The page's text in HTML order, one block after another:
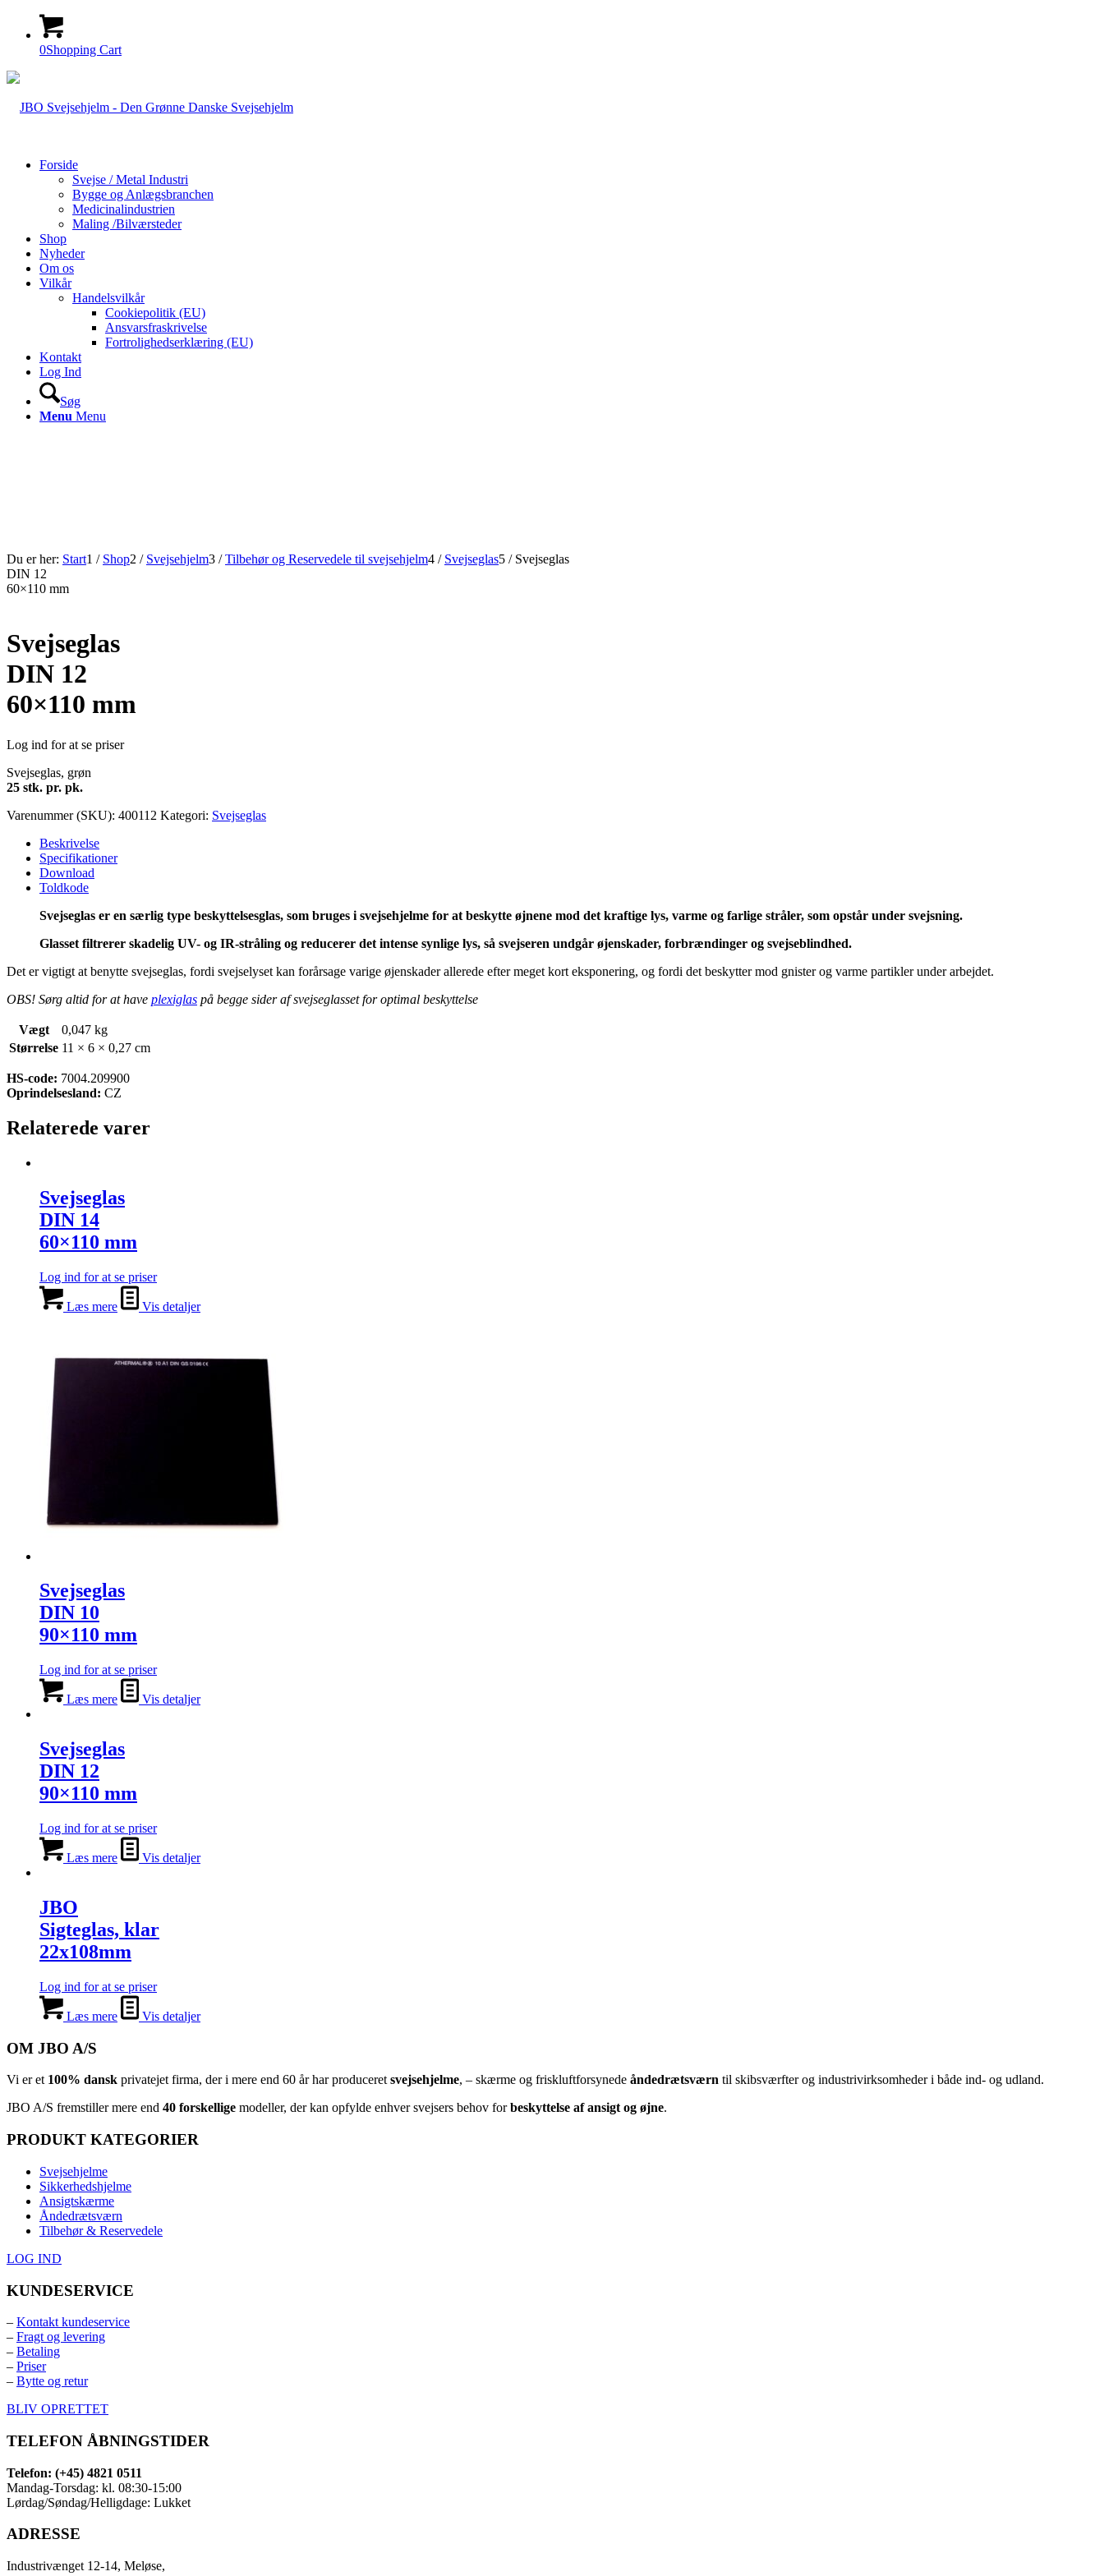
0Shopping Cart
Forside
Svejse / Metal Industri
Bygge og Anlægsbranchen
Medicinalindustrien
Maling /Bilværsteder
Shop
Nyheder
Om os
Vilkår
Handelsvilkår
Cookiepolitik (EU)
Ansvarsfraskrivelse
Fortrolighedserklæring (EU)
Kontakt
Log Ind
Søg
Menu Menu
Du er her: Start1 / Shop2 / Svejsehjelm3 / Tilbehør og Reservedele til svejsehjelm4 / Svejseglas5 / Svejseglas
DIN 12
60×110 mm
Svejseglas
DIN 12
60×110 mm
Log ind for at se priser
Svejseglas, grøn
25 stk. pr. pk.
Varenummer (SKU): 400112 Kategori: Svejseglas
Beskrivelse
Specifikationer
Download
Toldkode
Svejseglas er en særlig type beskyttelsesglas, som bruges i svejsehjelme for at beskytte øjnene mod det kraftige lys, varme og farlige stråler, som opstår under svejsning.
Glasset filtrerer skadelig UV- og IR-stråling og reducerer det intense synlige lys, så svejseren undgår øjenskader, forbrændinger og svejseblindhed.
Det er vigtigt at benytte svejseglas, fordi svejselyset kan forårsage varige øjenskader allerede efter meget kort eksponering, og fordi det beskytter mod gnister og varme partikler under arbejdet.
OBS! Sørg altid for at have plexiglas på begge sider af svejseglasset for optimal beskyttelse
Vægt
0,047 kg
Størrelse 11 × 6 × 0,27 cm
HS-code: 7004.209900
Oprindelsesland: CZ
Relaterede varer
Svejseglas
DIN 14
60×110 mm
Log ind for at se priser
Læs mere Vis detaljer
Svejseglas
DIN 10
90×110 mm
Log ind for at se priser
Læs mere Vis detaljer
Svejseglas
DIN 12
90×110 mm
Log ind for at se priser
Læs mere Vis detaljer
JBO
Sigteglas, klar
22x108mm
Log ind for at se priser
Læs mere Vis detaljer
OM JBO A/S
Vi er et 100% dansk privatejet firma, der i mere end 60 år har produceret svejsehjelme, – skærme og friskluftforsynede åndedrætsværn til skibsværfter og industrivirksomheder i både ind- og udland.
JBO A/S ⁦ fremstiller mere end 40 forskellige modeller, der kan opfylde enhver svejsers behov forbeskyttelse af ansigt og øjne.⁩
PRODUKT KATEGORIER
Svejsehjelme
Sikkerhedshjelme
Ansigtskærme
Åndedrætsværn
Tilbehør & Reservedele
LOG IND
KUNDESERVICE
– Kontakt kundeservice
– Fragt og levering
– Betaling
– Priser
– Bytte og retur
BLIV OPRETTET
TELEFON ÅBNINGSTIDER
Telefon: (+45) 4821 0511
Mandag-Torsdag: kl. 08:30-15:00
Lørdag/Søndag/Helligdage: Lukket
ADRESSE
Industrivænget 12-14, Meløse,